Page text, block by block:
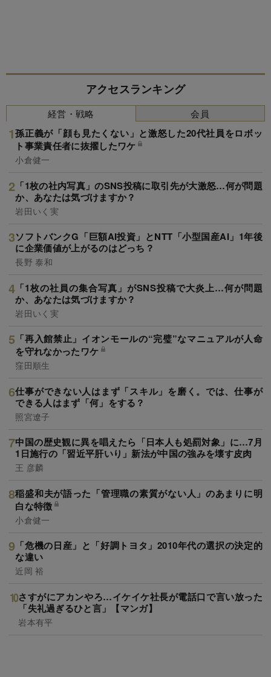
アクセスランキング
経営・戦略
孫正義が「顔も見たくない」と激怒した20代社員をロボッ
ト事業責任者に抜擢したワケ
小倉健一
「1枚の社内写真」のSNS投稿に取引先が大激怒…何が問題
か、あなたは気づけますか？
岩田いく実
ソフトバンクG「巨額AI投資」とNTT「小型国産AI」1年後
に企業価値が上がるのはどっち？
長野 泰和
「1枚の社員の集合写真」がSNS投稿で大炎上…何が問題
か、あなたは気づけますか？
岩田いく実
「再入館禁止」イオンモールの“完璧”なマニュアルが人命
を守れなかったワケ
窪田順生
仕事ができない人はまず「スキル」を磨く。では、仕事が
できる人はまず「何」をする？
照宮遼子
中国の歴史観に異を唱えたら「日本人も処罰対象」に…7月
1日施行の「習近平肝いり」新法が中国の強みを壊す皮肉
王 彦麟
稲盛和夫が語った「管理職の素質がない人」のあまりに明
白な特徴
小倉健一
「危機の日産」と「好調トヨタ」2010年代の選択の決定的
な違い
近岡 裕
さすがにアカンやろ…イケイケ社長が電話口で言い放った
「失礼過ぎるひと言」【マンガ】
岩本有平
会員